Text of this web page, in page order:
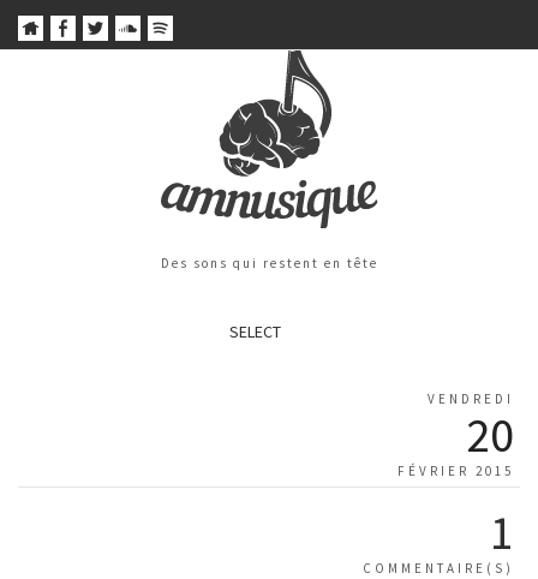
Des sons qui restent en tête
SELECT
VENDREDI
20
FÉVRIER 2015
1
COMMENTAIRE(S)